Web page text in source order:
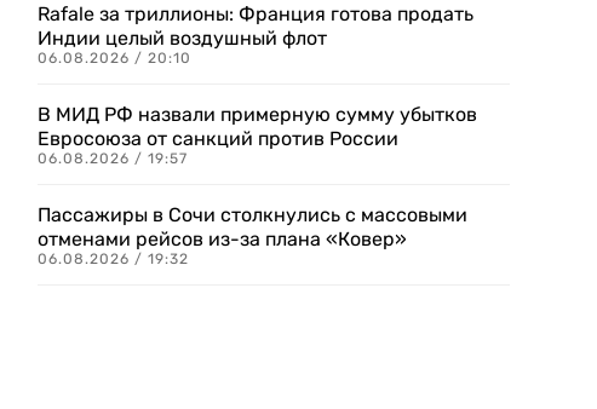
Rafale за триллионы: Франция готова продать
Индии целый воздушный флот
06.08.2026 / 20:10
В МИД РФ назвали примерную сумму убытков
Евросоюза от санкций против России
06.08.2026 / 19:57
Пассажиры в Сочи столкнулись с массовыми
отменами рейсов из-за плана «Ковер»
06.08.2026 / 19:32